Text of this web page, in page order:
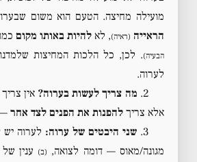
מועילה מחיצה. הטעם הוא משום
הראייה (ראיה), לא להיות באותו מקום
הבעיה). לכן, כל הלכות המחיצות
לערוה.
2. מה צריך לעשות בערוה? אין
אלא צריך להפנות את הפנים לצד אחר —
3. שני היבטים של ערוה: לערוה יש
מגונה/מאוס — דומה לצואה, (ב) ענין